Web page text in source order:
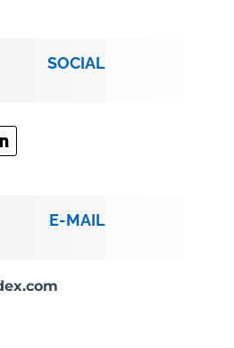
SOCIAL
E-MAIL